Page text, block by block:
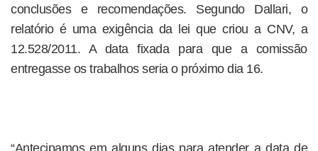
conclusões e recomendações. Segundo Dallari, o
relatório é uma exigência da lei que criou a CNV, a
12.528/2011. A data fixada para que a comissão
entregasse os trabalhos seria o próximo dia 16.
“Antecipamos em alguns dias para atender a data de